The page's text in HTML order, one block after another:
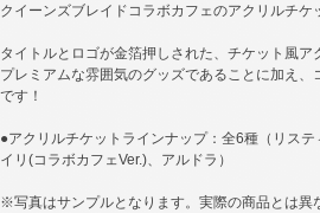
クイーンズブレイドコラボカフェのアクリルチケ
タイトルとロゴが金箔押しされた、チケット風ア
プレミアムな雰囲気のグッズであることに加え
です！
●アクリルチケットラインナップ：全6種（リス
イリ(コラボカフェVer.)、アルドラ）
※写真はサンプルとなります。実際の商品とは異